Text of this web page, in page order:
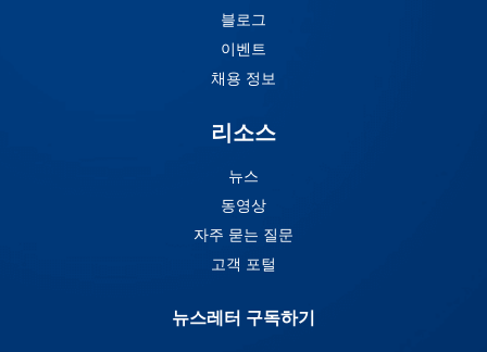
블로그
이벤트
채용 정보
리소스
뉴스
동영상
자주 묻는 질문
고객 포털
뉴스레터 구독하기